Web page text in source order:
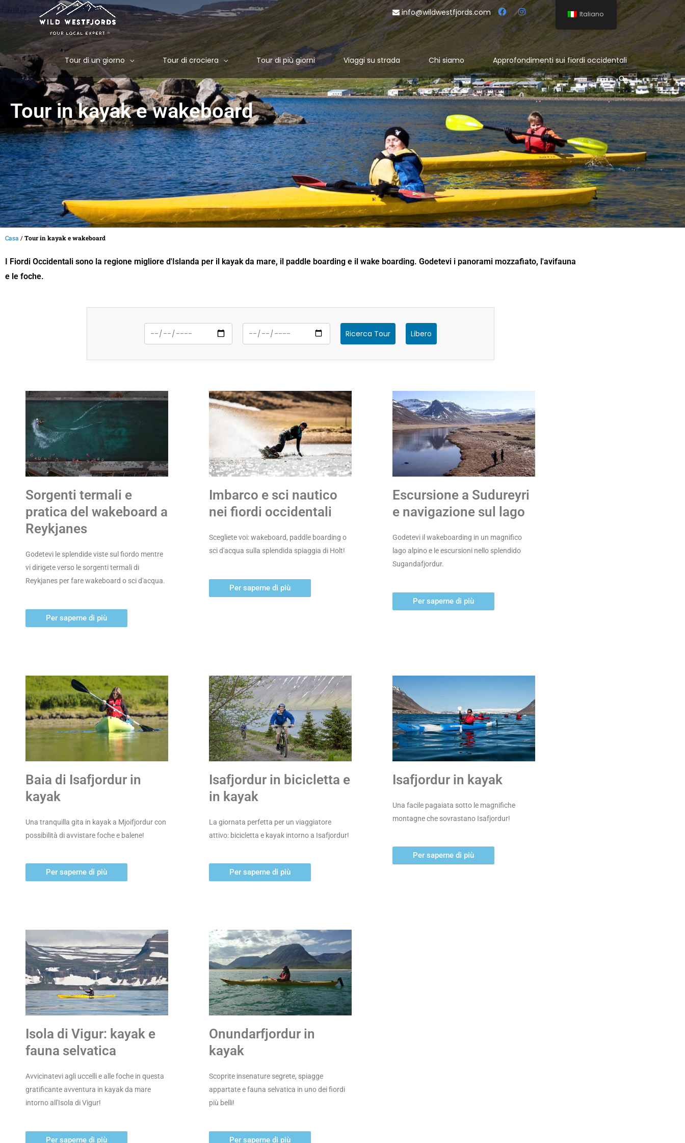
al
info@wildwestfjords.com
Tour di un giorno Tour di crociera Tour di più giorni Viaggi su strada Chi siamo Approfondimenti sui fiordi occidentali
Cerca
Tour in kayak e wakeboard
Casa / Tour in kayak e wakeboard
I Fiordi Occidentali sono la regione migliore d'Islanda per il kayak da mare, il paddle boarding e il wake boarding. Godetevi i panorami mozzafiato, l'avifauna
e le foche.
Sorgenti termali e
pratica del wakeboard a
Reykjanes
Godetevi le splendide viste sul fiordo mentre
vi dirigete verso le sorgenti termali di
Reykjanes per fare wakeboard o sci d'acqua.
Per saperne di più
Imbarco e sci nautico
nei fiordi occidentali
Scegliete voi: wakeboard, paddle boarding o
sci d'acqua sulla splendida spiaggia di Holt!
Per saperne di più
Escursione a Sudureyri
e navigazione sul lago
Godetevi il wakeboarding in un magnifico
lago alpino e le escursioni nello splendido
Sugandafjordur.
Per saperne di più
Baia di Isafjordur in
kayak
Una tranquilla gita in kayak a Mjoifjordur con
possibilità di avvistare foche e balene!
Per saperne di più
Isafjordur in bicicletta e
in kayak
La giornata perfetta per un viaggiatore
attivo: bicicletta e kayak intorno a Isafjordur!
Per saperne di più
Isafjordur in kayak
Una facile pagaiata sotto le magnifiche
montagne che sovrastano Isafjordur!
Per saperne di più
Isola di Vigur: kayak e
fauna selvatica
Avvicinatevi agli uccelli e alle foche in questa
gratificante avventura in kayak da mare
intorno all'Isola di Vigur!
Per saperne di più
Onundarfjordur in
kayak
Scoprite insenature segrete, spiagge
appartate e fauna selvatica in uno dei fiordi
più belli!
Per saperne di più
Italiano